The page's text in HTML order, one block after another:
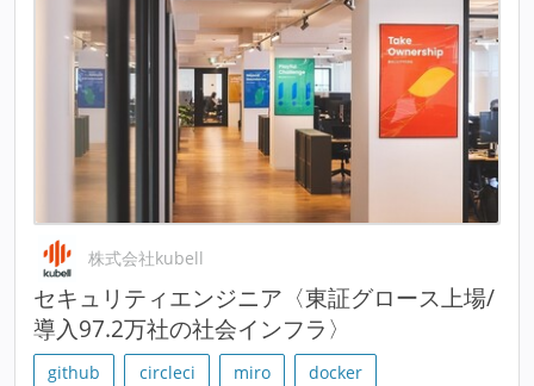
株式会社kubell
セキュリティエンジニア〈東証グロース上場/
導入97.2万社の社会インフラ〉
github circleci miro
docker